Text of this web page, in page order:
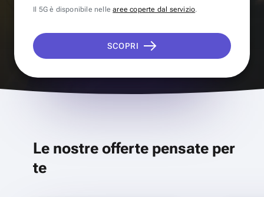
Il 5G è disponibile nellearee coperte dal servizio.
SCOPRI
Le nostre offerte pensate per
te